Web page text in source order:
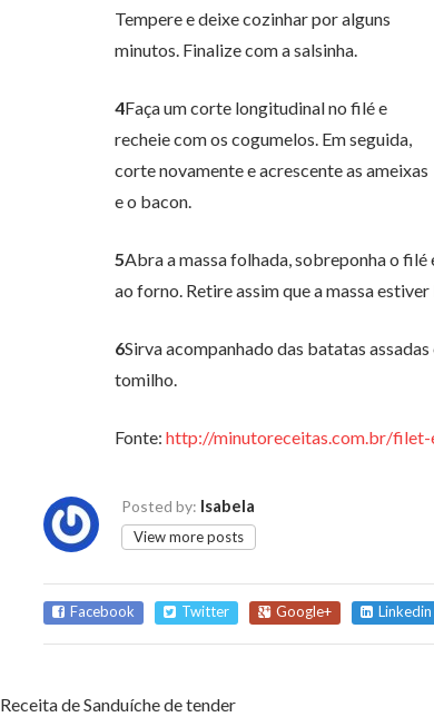
Tempere e deixe cozinhar por alguns
minutos. Finalize com a salsinha.
4Faça um corte longitudinal no filé e
recheie com os cogumelos. Em seguida,
corte novamente e acrescente as ameixas
e o bacon.
5Abra a massa folhada, sobreponha o
ao forno. Retire assim que a massa
6Sirva acompanhado das batatas
tomilho.
Fonte: http://minutoreceitas.com.br/
Posted by: Isabela
View more posts
Facebook Twitter Google+ Linkedin
Receita de Sanduíche de tender